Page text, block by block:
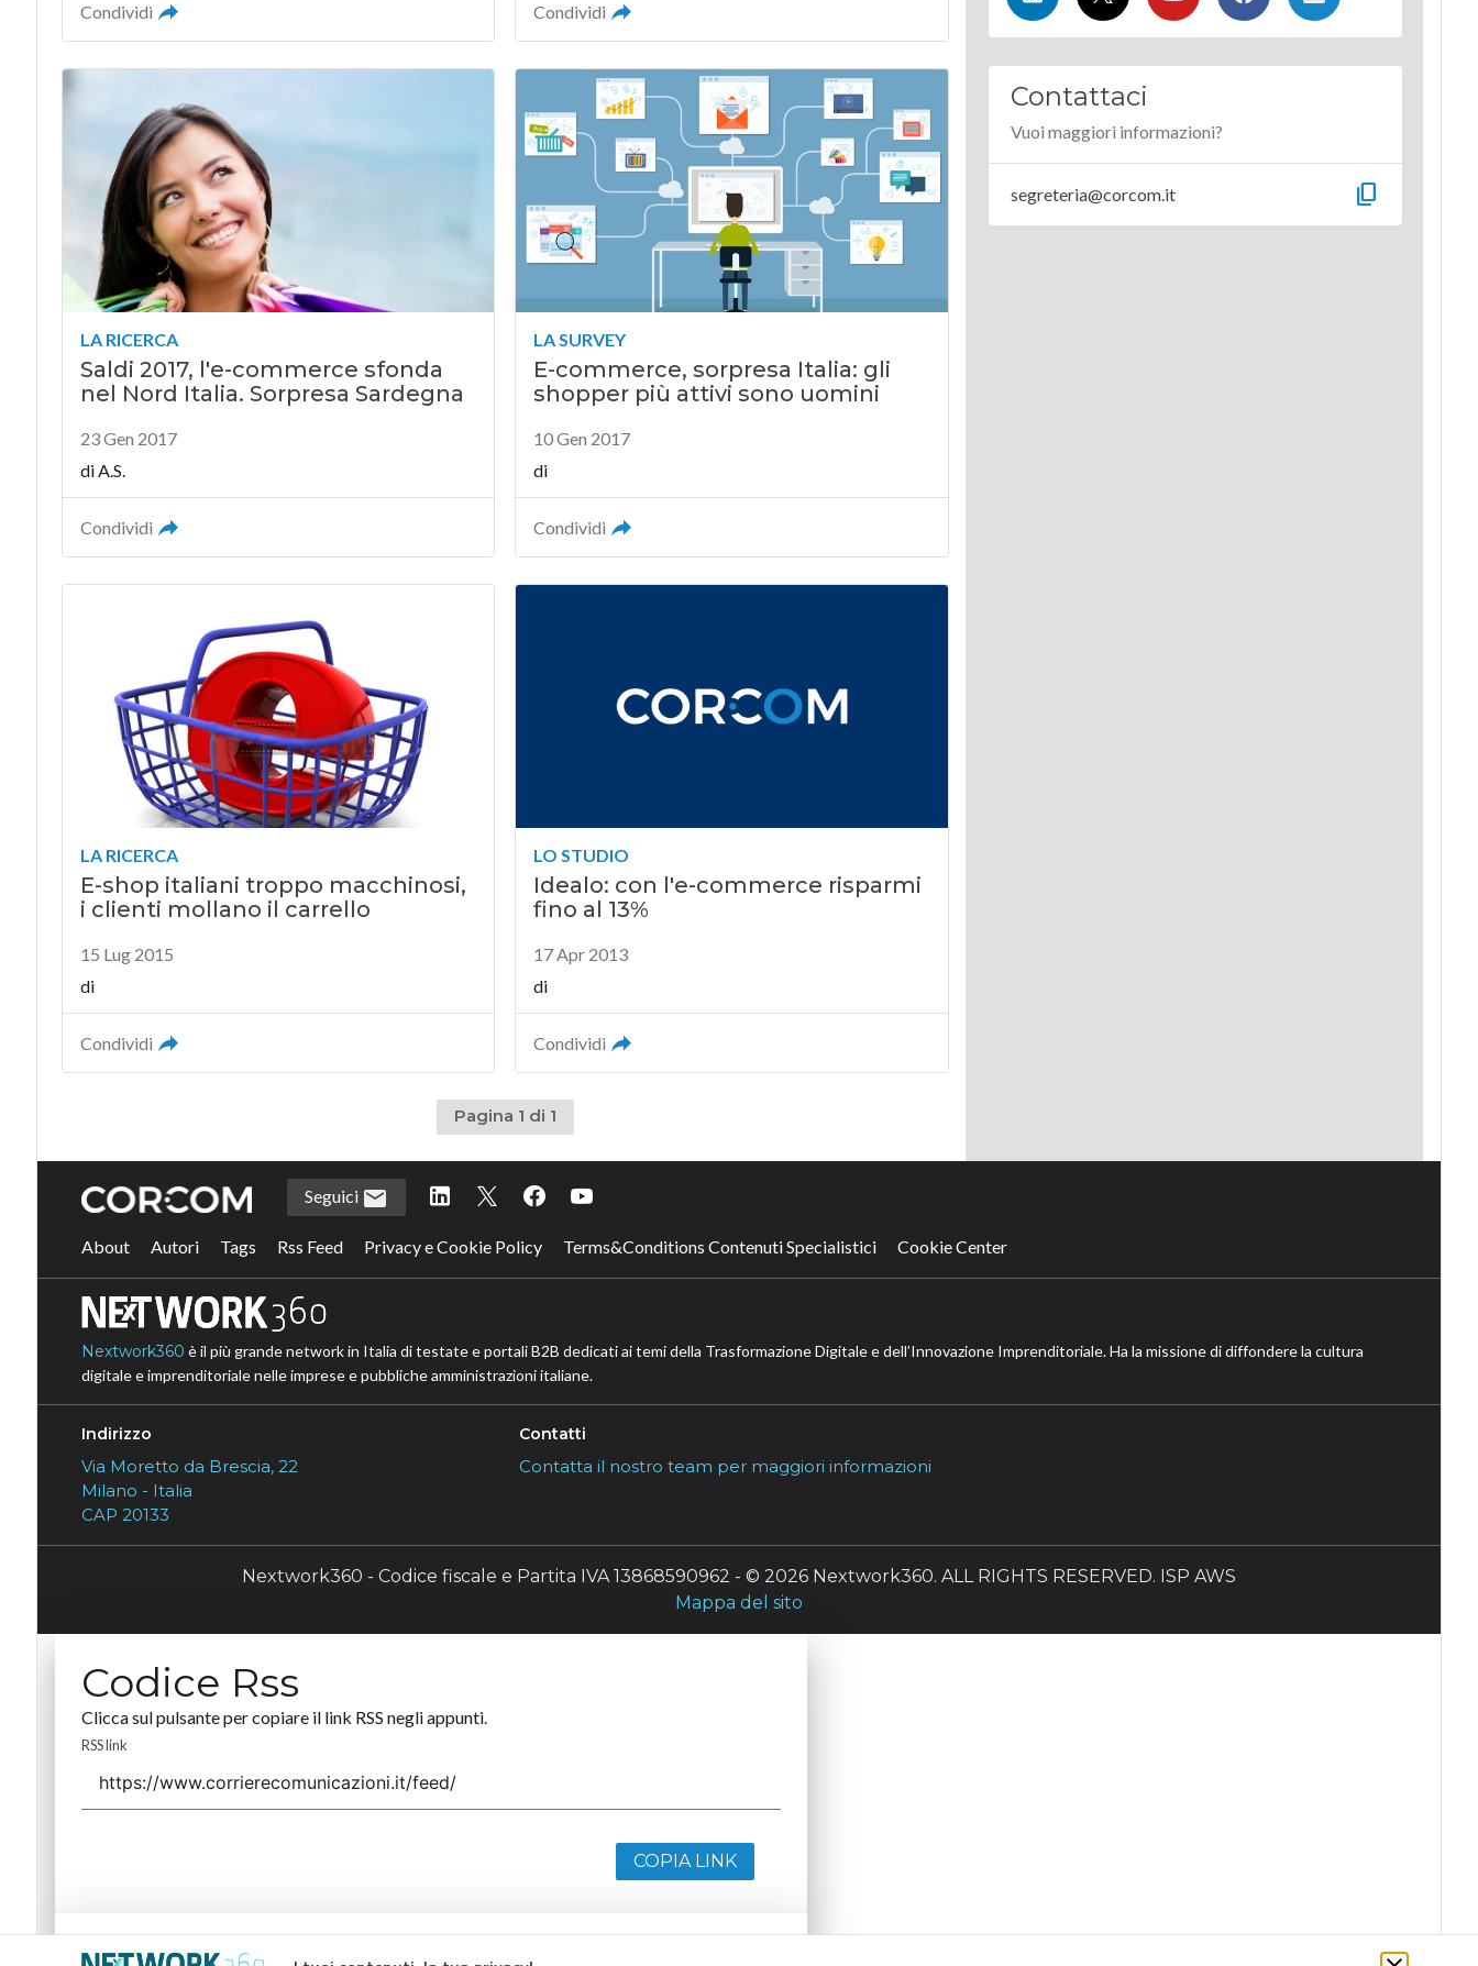
Condividi Condividi
LA RICERCA
Saldi 2017, l'e-commerce sfonda
nel Nord Italia. Sorpresa Sardegna
23 Gen 2017
di A.S.
Condividi
LA SURVEY
E-commerce, sorpresa Italia: gli
shopper più attivi sono uomini
10 Gen 2017
di
Condividi
LA RICERCA
E-shop italiani troppo macchinosi,
i clienti mollano il carrello
15 Lug 2015
di
Condividi
LO STUDIO
Idealo: con l'e-commerce risparmi
fino al 13%
17 Apr 2013
di
Condividi
Pagina 1 di 1
Contattaci
Vuoi maggiori informazioni?
segreteria@corcom.it content_copy
Seguici
About Autori Tags Rss Feed Privacy e Cookie Policy Terms&Conditions Contenuti Specialistici Cookie Center
Nextwork360 è il più grande network in Italia di testate e portali B2B dedicati ai temi della Trasformazione Digitale e dell’Innovazione Imprenditoriale. Ha la missione di diffondere la cultura
digitale e imprenditoriale nelle imprese e pubbliche amministrazioni italiane.
Indirizzo
Via Moretto da Brescia, 22
Milano - Italia
CAP 20133
Contatti
Contatta il nostro team per maggiori informazioni
Nextwork360 - Codice fiscale e Partita IVA 13868590962 - © 2026 Nextwork360. ALL RIGHTS RESERVED. ISP AWS
Mappa del sito
Codice Rss
Clicca sul pulsante per copiare il link RSS negli appunti.
RSS link
COPIA LINK